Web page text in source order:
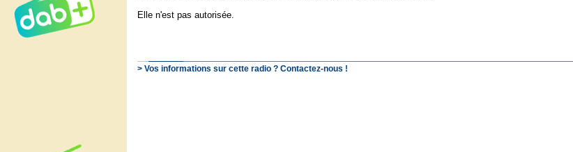
Elle n'est pas autorisée.
> Vos informations sur cette radio ? Contactez-nous !